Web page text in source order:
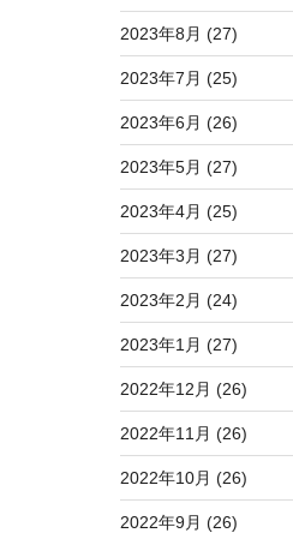
2023年8月 (27)
2023年7月 (25)
2023年6月 (26)
2023年5月 (27)
2023年4月 (25)
2023年3月 (27)
2023年2月 (24)
2023年1月 (27)
2022年12月 (26)
2022年11月 (26)
2022年10月 (26)
2022年9月 (26)